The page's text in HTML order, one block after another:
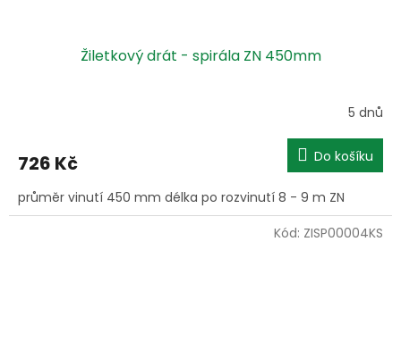
Žiletkový drát - spirála ZN 450mm
5 dnů
726 Kč Do košíku
průměr vinutí 450 mm délka po rozvinutí 8 - 9 m ZN
Kód: ZISP00004KS